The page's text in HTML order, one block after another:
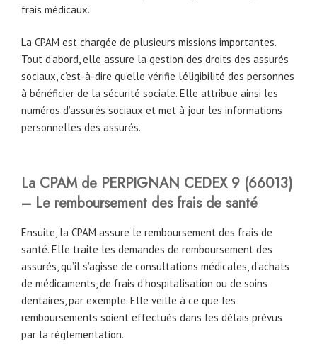
frais médicaux.
La CPAM est chargée de plusieurs missions importantes.
Tout d’abord, elle assure la gestion des droits des assurés
sociaux, c’est-à-dire qu’elle vérifie l’éligibilité des personnes
à bénéficier de la sécurité sociale. Elle attribue ainsi les
numéros d’assurés sociaux et met à jour les informations
personnelles des assurés.
La CPAM de PERPIGNAN CEDEX 9 (66013)
– Le remboursement des frais de santé
Ensuite, la CPAM assure le remboursement des frais de
santé. Elle traite les demandes de remboursement des
assurés, qu’il s’agisse de consultations médicales, d’achats
de médicaments, de frais d’hospitalisation ou de soins
dentaires, par exemple. Elle veille à ce que les
remboursements soient effectués dans les délais prévus
par la réglementation.